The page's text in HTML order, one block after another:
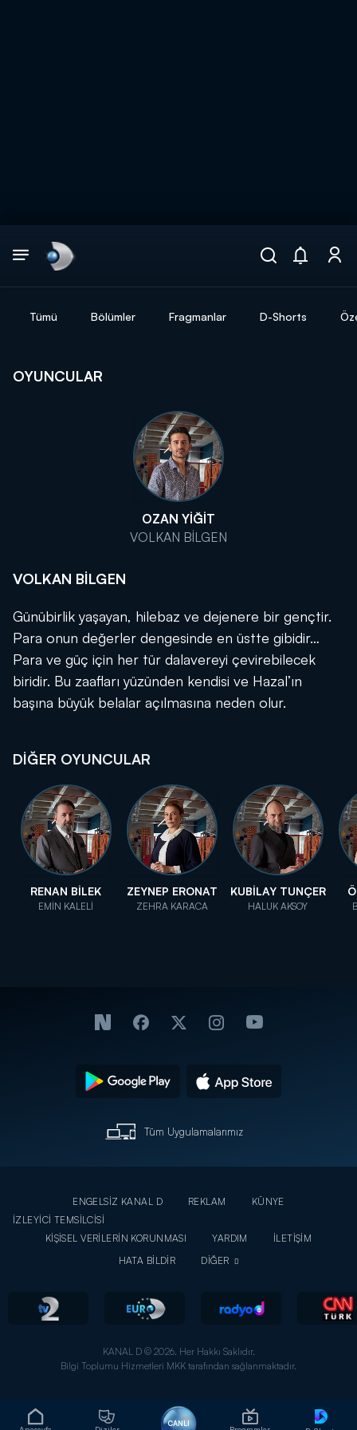
CANLI
Tümü Bölümler Fragmanlar D-Shorts
OYUNCULAR
OZAN YİĞİT
VOLKAN BİLGEN
VOLKAN BİLGEN
Günübirlik yaşayan, hilebaz ve dejenere bir gençtir.
Para onun değerler dengesinde en üstte gibidir…
Para ve güç için her tür dalavereyi çevirebilecek
biridir. Bu zaafları yüzünden kendisi ve Hazal’ın
başına büyük belalar açılmasına neden olur.
DİĞER OYUNCULAR
RENAN BİLEK
EMİN KALELİ
ZEYNEP ERONAT
ZEHRA KARACA
KUBİLAY TUNÇER
HALUK AKSOY
Tüm Uygulamalarımız
ENGELSİZ KANAL D REKLAM
KÜNYE
İZLEYİCİ TEMSİLCİSİ
KİŞİSEL VERİLERİN KORUNMASI
YARDIM
İLETİŞİM
HATA BİLDİR
DİĞER
KANAL D © 2026. Her Hakkı Saklıdır.
Bilgi Toplumu Hizmetleri MKK tarafından sağlanmaktadır.